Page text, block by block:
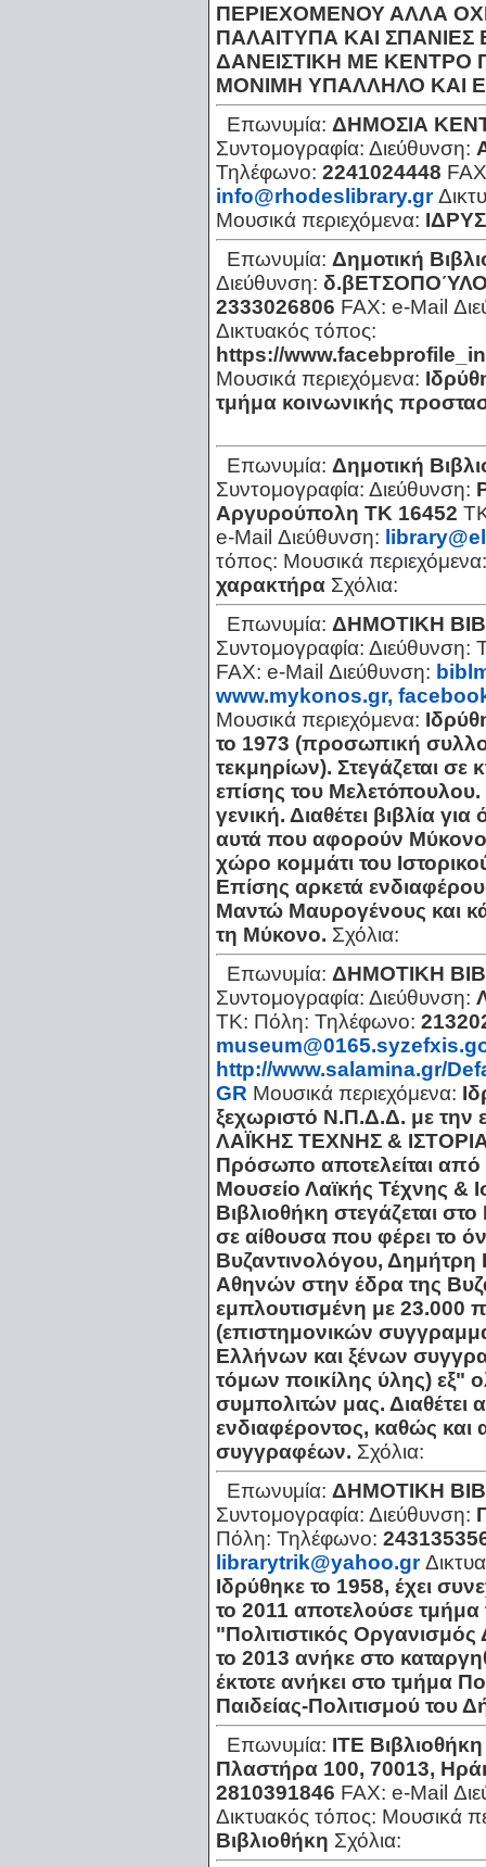
ΠΕΡΙΕΧΟΜΕΝΟΥ ΑΛΛΑ
ΠΑΛΑΙΤΥΠΑ ΚΑΙ ΣΠΑΝΙΕΣ
ΔΑΝΕΙΣΤΙΚΗ ΜΕ ΚΕΝΤΡΟ
ΜΟΝΙΜΗ ΥΠΑΛΛΗΛΟ ΚΑΙ
Επωνυμία: ΔΗΜΟΣΙΑ
Συντομογραφία: Διεύθυνση:
Τηλέφωνο: 2241024448
info@rhodeslibrary.gr
Μουσικά περιεχόμενα:
Επωνυμία: Δημοτική
Διεύθυνση:
2333026806 FAX: e-Mail
Δικτυακός τόπος:
https://
Μουσικά περιεχόμενα:
τμήμα κοινωνικής
Επωνυμία: Δημοτική
Συντομογραφία: Διεύθυνση:
Αργυρούπολη ΤΚ 16452
e-Mail Διεύθυνση:
τόπος: Μουσικά
χαρακτήρα Σχόλια:
Επωνυμία: ΔΗΜΟΤΙΚΗ
Συντομογραφία: Διεύθυνση:
FAX: e-Mail Διεύθυνση:
www.mykonos.gr,
Μουσικά περιεχόμενα:
το 1973 (προσωπική
τεκμηρίων). Στεγάζεται σε
επίσης του Μελετόπουλου.
γενική. Διαθέτει βιβλία
αυτά που αφορούν Μύκονο
χώρο κομμάτι του
Επίσης αρκετά
Μαντώ Μαυρογένους και
τη Μύκονο. Σχόλια:
Επωνυμία: ΔΗΜΟΤΙΚΗ
Συντομογραφία: Διεύθυνση:
ΤΚ: Πόλη: Τηλέφωνο:
http://www.salamina.gr/
GR Μουσικά περιεχόμενα:
ξεχωριστό Ν.Π.Δ.Δ. με
ΛΑΪΚΗΣ ΤΕΧΝΗΣ &
Πρόσωπο αποτελείται από
Μουσείο Λαϊκής Τέχνης &
Βιβλιοθήκη στεγάζεται
σε αίθουσα που φέρει το
Βυζαντινολόγου, Δημήτρη
Αθηνών στην έδρα της
εμπλουτισμένη με 23.000
(επιστημονικών
Ελλήνων και ξένων
τόμων ποικίλης ύλης)
συμπολιτών μας. Διαθέτει
ενδιαφέροντος, καθώς και
συγγραφέων. Σχόλια:
Επωνυμία: ΔΗΜΟΤΙΚΗ
Συντομογραφία: Διεύθυνση:
Πόλη: Τηλέφωνο:
librarytrik@yahoo.gr
Ιδρύθηκε το 1958, έχει
το 2011 αποτελούσε
"Πολιτιστικός
το 2013 ανήκε στο
έκτοτε ανήκει στο τμήμα
Παιδείας-Πολιτισμού του
Επωνυμία: ΙΤΕ Βιβλιοθήκη
Πλαστήρα 100, 70013,
2810391846 FAX: e-Mail
Δικτυακός τόπος: Μουσικά
Βιβλιοθήκη Σχόλια: